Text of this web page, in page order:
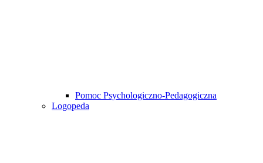
Pomoc Psychologiczno-Pedagogiczna
Logopeda